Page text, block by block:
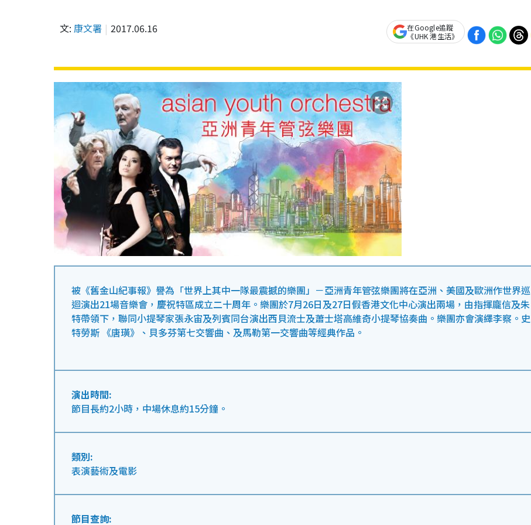
文: 康文署 2017.06.16
在Google追蹤
《UHK 港生活》
被《舊金山紀事報》譽為「世界上其中一隊最震撼的樂團」－亞洲青年管弦樂團將在亞洲、美國及歐洲作世界巡
迴演出21場音樂會，慶祝特區成立二十周年。樂團於7月26日及27日假香港文化中心演出兩場，由指揮龐信及朱
特帶領下，聯同小提琴家張永宙及列賓同台演出西貝流士及蕭士塔高維奇小提琴協奏曲。樂團亦會演繹李察。史
特勞斯 《唐璜》、貝多芬第七交響曲、及馬勒第一交響曲等經典作品。
演出時間:
節目長約2小時，中場休息約15分鐘。
類別:
表演藝術及電影
節目查詢: